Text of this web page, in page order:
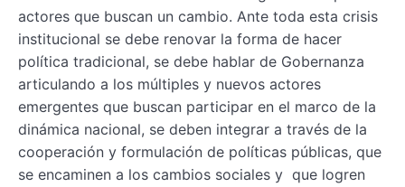
actores que buscan un cambio. Ante toda esta crisis
institucional se debe renovar la forma de hacer
política tradicional, se debe hablar de Gobernanza
articulando a los múltiples y nuevos actores
emergentes que buscan participar en el marco de la
dinámica nacional, se deben integrar a través de la
cooperación y formulación de políticas públicas, que
se encaminen a los cambios sociales y que logren